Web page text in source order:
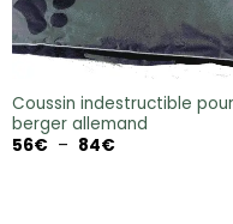
Coussin indestructible pour
berger allemand
56€ – 84€Plage